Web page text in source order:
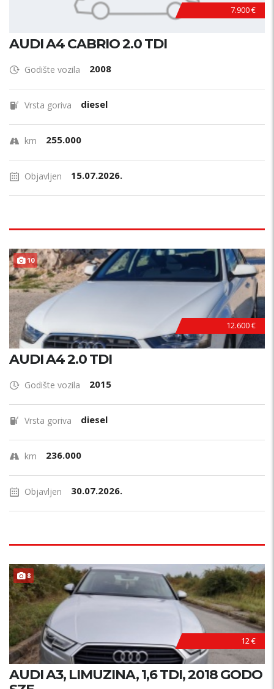
7.900 €
AUDI A4 CABRIO 2.0 TDI
Godište vozila 2008
Vrsta goriva diesel
km 255.000
Objavljen 15.07.2026.
10
12.600 €
AUDI A4 2.0 TDI
Godište vozila 2015
Vrsta goriva diesel
km 236.000
Objavljen 30.07.2026.
8
12 €
AUDI A3, LIMUZINA, 1,6 TDI, 2018 GODO